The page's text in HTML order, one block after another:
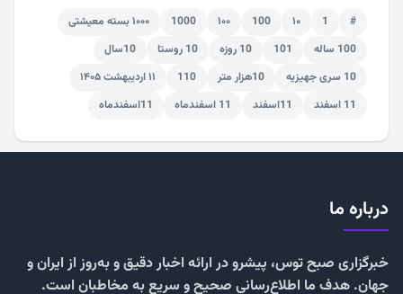
#
1 ۱۰ 100 ۱۰۰ 1000
۱۰۰۰ بسته معیشتی
100 ساله
101 10 روزه 10 روستا
10سال
10 سری جهیزیه
10هزار متر 110
۱۱ اردیبهشت ۱۴۰۵
11 اسفند
11اسفند 11 اسفندماه 11اسفندماه
درباره ما
خبرگزاری صبح توس، پیشرو در ارائه اخبار دقیق و به‌روز از ایران و
جهان. هدف ما اطلاع‌رسانی صحیح و سریع به مخاطبان است.